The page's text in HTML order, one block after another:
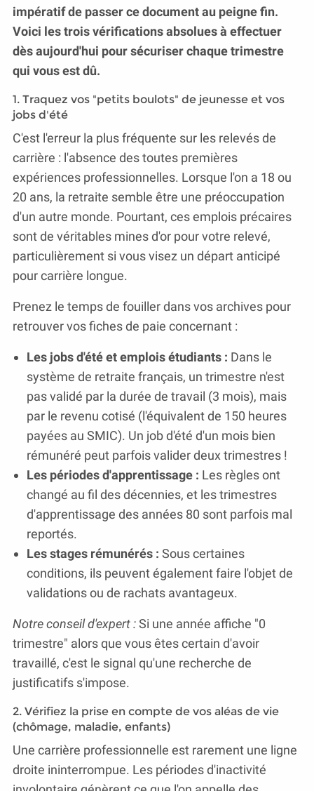
impératif de passer ce document au peigne fin.
Voici les trois vérifications absolues à effectuer
dès aujourd'hui pour sécuriser chaque trimestre
qui vous est dû.
1. Traquez vos "petits boulots" de jeunesse et vos
jobs d'été
C'est l'erreur la plus fréquente sur les relevés de
carrière : l'absence des toutes premières
expériences professionnelles. Lorsque l'on a 18 ou
20 ans, la retraite semble être une préoccupation
d'un autre monde. Pourtant, ces emplois précaires
sont de véritables mines d'or pour votre relevé,
particulièrement si vous visez un départ anticipé
pour carrière longue.
Prenez le temps de fouiller dans vos archives pour
retrouver vos fiches de paie concernant :
Les jobs d'été et emplois étudiants : Dans le
système de retraite français, un trimestre n'est
pas validé par la durée de travail (3 mois), mais
par le revenu cotisé (l'équivalent de 150 heures
payées au SMIC). Un job d'été d'un mois bien
rémunéré peut parfois valider deux trimestres !
Les périodes d'apprentissage : Les règles ont
changé au fil des décennies, et les trimestres
d'apprentissage des années 80 sont parfois mal
reportés.
Les stages rémunérés : Sous certaines
conditions, ils peuvent également faire l'objet de
validations ou de rachats avantageux.
Notre conseil d'expert :Si une année affiche "0
trimestre" alors que vous êtes certain d'avoir
travaillé, c'est le signal qu'une recherche de
justificatifs s'impose.
2. Vérifiez la prise en compte de vos aléas de vie
(chômage, maladie, enfants)
Une carrière professionnelle est rarement une ligne
droite ininterrompue. Les périodes d'inactivité